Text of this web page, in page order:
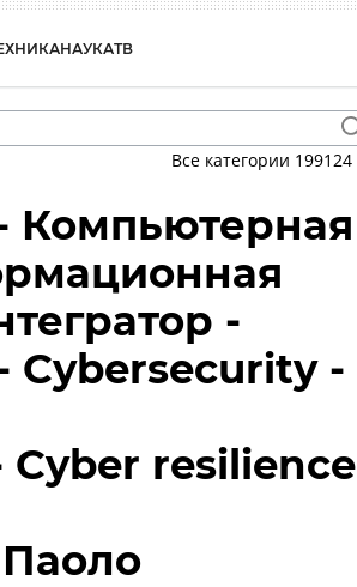
НАУКАТВ
Все категории 199124
Компьютерная
-
Cybersecurity -
Cyber resilience